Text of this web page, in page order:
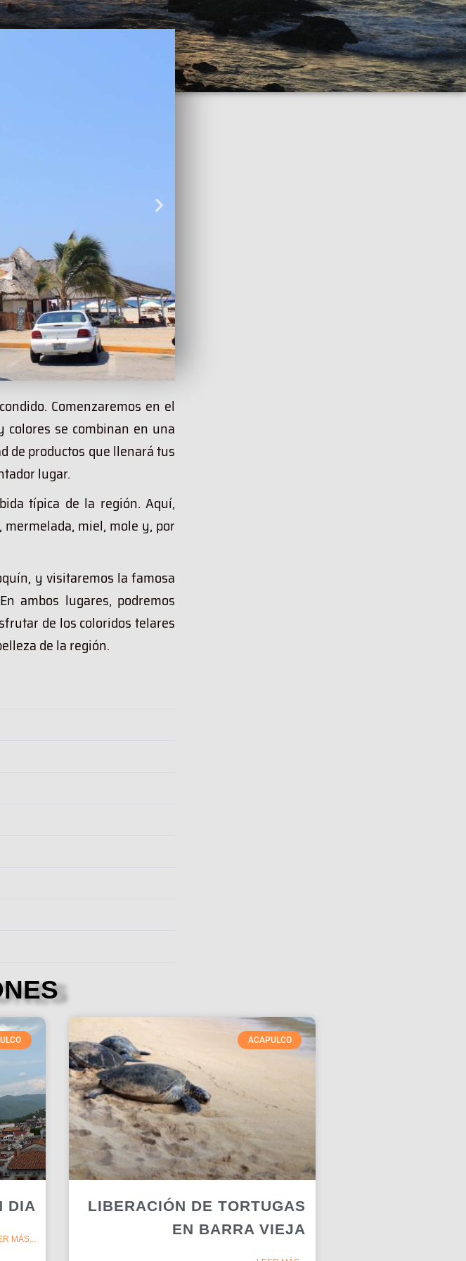
Comenzaremos en el
colores se combinan en una
de productos que llenará tus
lugar.
típica de la región. Aquí,
miel, mole y, por
y visitaremos la famosa
ambos lugares, podremos
de los coloridos telares
de la región.
DIA
MÁS...
ACAPULCO
LIBERACIÓN DE TORTUGAS
EN BARRA VIEJA